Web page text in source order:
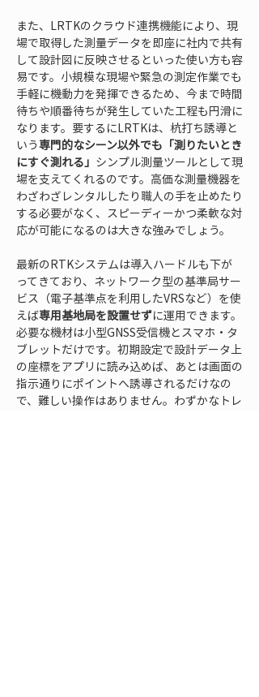
また、LRTKのクラウド連携機能により、現
場で取得した測量データを即座に社内で共有
して設計図に反映させるといった使い方も容
易です。小規模な現場や緊急の測定作業でも
手軽に機動力を発揮できるため、今まで時間
待ちや順番待ちが発生していた工程も円滑に
なります。要するにLRTKは、杭打ち誘導と
いう専門的なシーン以外でも「測りたいとき
にすぐ測れる」 シンプル測量ツールとして現
場を支えてくれるのです。高価な測量機器を
わざわざレンタルしたり職人の手を止めたり
する必要がなく、スピーディーかつ柔軟な対
応が可能になるのは大きな強みでしょう。
最新のRTKシステムは導入ハードルも下が
ってきており、ネットワーク型の基準局サー
ビス（電子基準点を利用したVRSなど）を使
えば専用基地局を設置せずに運用できます。
必要な機材は小型GNSS受信機とスマホ・タ
ブレットだけです。初期設定で設計データ上
の座標をアプリに読み込めば、あとは画面の
指示通りにポイントへ誘導されるだけなの
で、難しい操作はありません。わずかなトレ